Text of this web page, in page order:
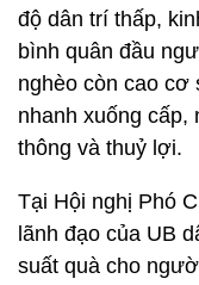
độ dân trí thấp,
bình quân đầu
nghèo còn cao cơ
nhanh xuống cấp,
thông và thuỷ lợi.
Tại Hội nghị Phó
lãnh đạo của UB
suất quà cho